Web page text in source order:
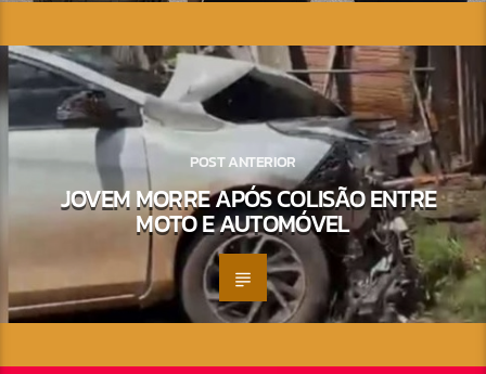
POST ANTERIOR
JOVEM MORRE APÓS COLISÃO ENTRE
MOTO E AUTOMÓVEL